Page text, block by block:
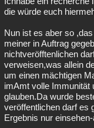
die würde euch
Nun ist es aber so
meiner in Auftrag
nichtveröfftenlichen
verweisen,was allein
um einen mächtigen
imAmt volle Immunität
glauben.Da wurde
veröffentlichen darf es
Ergebnis nur